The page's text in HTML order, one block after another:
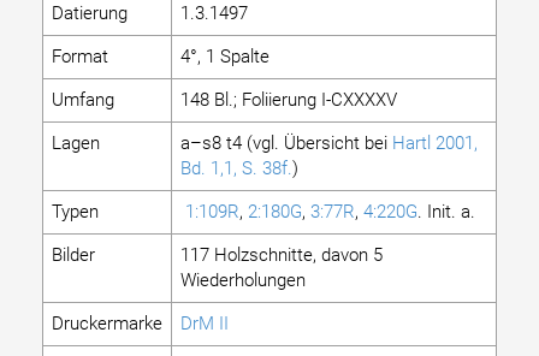
Datierung
1.3.1497
Format
4°, 1 Spalte
Umfang
148 Bl.; Foliierung I-CXXXXV
Lagen
a–s8 t4 (vgl. Übersicht bei Hartl 2001,
Bd. 1,1, S. 38f. )
Typen
1:109R, 2:180G, 3:77R, 4:220G. Init. a.
Bilder
117 Holzschnitte, davon 5
Wiederholungen
Druckermarke
DrM II